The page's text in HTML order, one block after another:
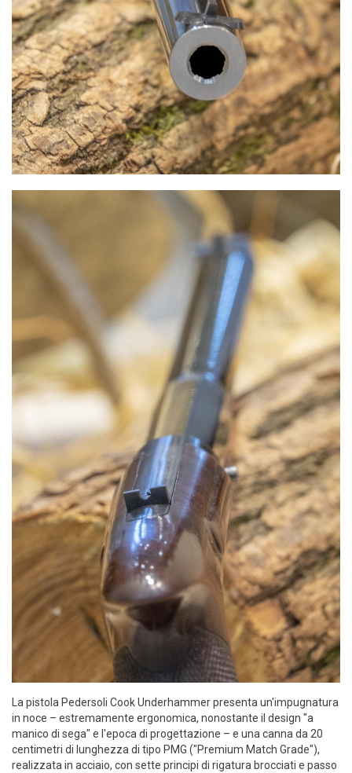
La pistola Pedersoli Cook Underhammer presenta un'impugnatura
in noce – estremamente ergonomica, nonostante il design "a
manico di sega" e l'epoca di progettazione – e una canna da 20
centimetri di lunghezza di tipo PMG ("Premium Match Grade"),
realizzata in acciaio, con sette principi di rigatura brocciati e passo